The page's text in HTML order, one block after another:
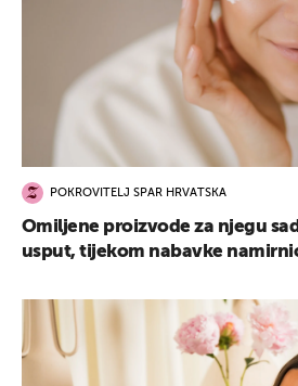
POKROVITELJ SPAR HRVATSKA
Omiljene proizvode za njegu
usput, tijekom nabavke